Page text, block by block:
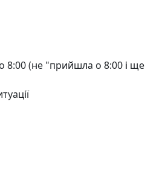
8:00 (не "прийшла о 8:00 і ще